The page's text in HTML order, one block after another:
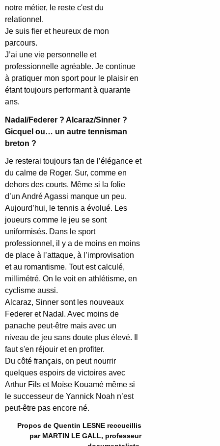
notre métier, le reste c'est du
relationnel.
Je suis fier et heureux de mon
parcours.
J’ai une vie personnelle et
professionnelle agréable. Je continue
à pratiquer mon sport pour le plaisir en
étant toujours performant à quarante
ans.
Nadal/Federer ? Alcaraz/Sinner ?
Gicquel ou… un autre tennisman
breton ?
Je resterai toujours fan de l’élégance et
du calme de Roger. Sur, comme en
dehors des courts. Même si la folie
d’un André Agassi manque un peu.
Aujourd’hui, le tennis a évolué. Les
joueurs comme le jeu se sont
uniformisés. Dans le sport
professionnel, il y a de moins en moins
de place à l’attaque, à l’improvisation
et au romantisme. Tout est calculé,
millimétré. On le voit en athlétisme, en
cyclisme aussi.
Alcaraz, Sinner sont les nouveaux
Federer et Nadal. Avec moins de
panache peut-être mais avec un
niveau de jeu sans doute plus élevé. Il
faut s'en réjouir et en profiter.
Du côté français, on peut nourrir
quelques espoirs de victoires avec
Arthur Fils et Moïse Kouamé même si
le successeur de Yannick Noah n’est
peut-être pas encore né.
Propos de Quentin LESNE reccueillis
par MARTIN LE GALL, professeur